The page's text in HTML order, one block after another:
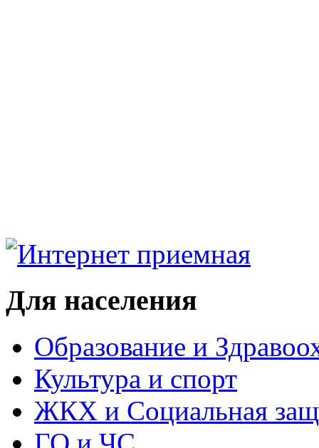
Для населения
Образование и
Культура и спорт
ЖКХ и Социальная